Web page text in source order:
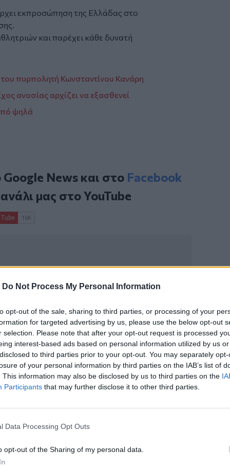
Do Not Process My Personal Information
opt-out of the sale, sharing to third parties, or processing of your
for targeted advertising by us, please use the below opt-out
selection. Please note that after your opt-out request is processed
interest-based ads based on personal information utilized by us
to third parties prior to your opt-out. You may separately
of your personal information by third parties on the IAB’s list of
This information may also be disclosed by us to third parties on the
Participants that may further disclose it to other third parties.
Data Processing Opt Outs
opt-out of the Sharing of my personal data.
εκπροσώπηση της Ελλάδας στο
και παρέχει κάθε δυνατή
πυρπολητή Κωνσταντίνου Κανάρη
ανοσίας αρχίζει να εξασθενεί
ψηλά
Google Newsκαι στο Facebook
μας στοYouTube
TAGS
Κορωνοϊός Ελληνική Ολυμπιακή Επιτροπή
του CRETALIVE